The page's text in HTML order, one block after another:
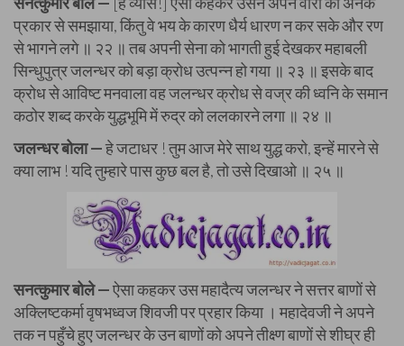
प्रकार से समझाया, किंतु वे भय के कारण धैर्य धारण न कर सके और रण
से भागने लगे ॥ २२ ॥ तब अपनी सेना को भागती हुई देखकर महाबली
सिन्धुपुत्र जलन्धर को बड़ा क्रोध उत्पन्न हो गया ॥ २३ ॥ इसके बाद
क्रोध से आविष्ट मनवाला वह जलन्धर क्रोध से वज्र की ध्वनि के समान
कठोर शब्द करके युद्धभूमि में रुद्र को ललकारने लगा ॥ २४ ॥
जलन्धर बोला —हे जटाधर ! तुम आज मेरे साथ युद्ध करो, इन्हें मारने से
क्या लाभ ! यदि तुम्हारे पास कुछ बल है, तो उसे दिखाओ ॥ २५ ॥
सनत्कुमार बोले —ऐसा कहकर उस महादैत्य जलन्धर ने सत्तर बाणों से
अक्लिष्टकर्मा वृषभध्वज शिवजी पर प्रहार किया । महादेवजी ने अपने
तक न पहुँचे हुए जलन्धर के उन बाणों को अपने तीक्ष्ण बाणों से शीघ्र ही